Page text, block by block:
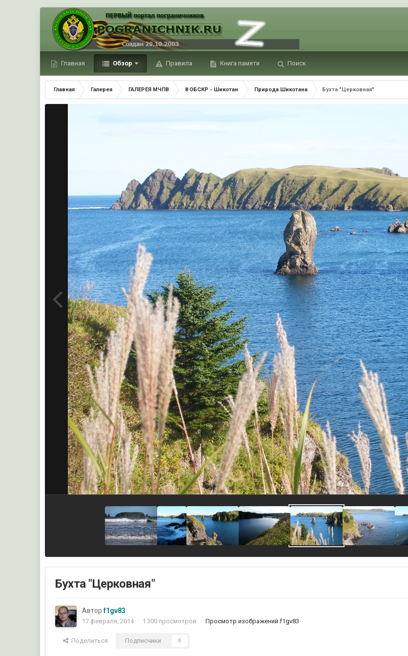
Главная Обзор Правила Книга памяти Поиск
Главная Галерея ГАЛЕРЕЯ МЧПВ 8 ОБСКР - Шикотан Природа Шикотана Бухта "Церковная"
Бухта "Церковная"
Авторf1gv83
17 февраля, 2014 1 300 просмотров Просмотр изображений f1gv83
Поделиться Подписчики 0